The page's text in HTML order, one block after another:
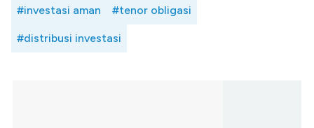
#investasi aman #tenor obligasi
#distribusi investasi